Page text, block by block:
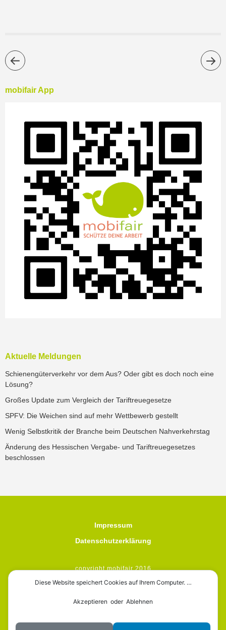
mobifair App
Aktuelle Meldungen
Schienengüterverkehr vor dem Aus? Oder gibt es doch noch eine
Lösung?
Großes Update zum Vergleich der Tariftreuegesetze
SPFV: Die Weichen sind auf mehr Wettbewerb gestellt
Wenig Selbstkritik der Branche beim Deutschen Nahverkehrstag
Änderung des Hessischen Vergabe- und Tariftreuegesetzes
beschlossen
Impressum
Datenschutzerklärung
copyright mobifair 2016
Diese Website speichert Cookies auf Ihrem Computer. …
Akzeptieren oder Ablehnen